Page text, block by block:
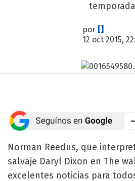
por []
12 oct 2015,
Norman Reedus, que
salvaje Daryl Dixon en The
excelentes noticias para